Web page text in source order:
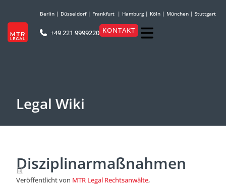
Berlin | Düsseldorf| Frankfurt | Hamburg| Köln | München | Stuttgart
+49 221 9999220 KONTAKT
Legal Wiki
Disziplinarmaßnahmen
Veröffentlicht von MTR Legal Rechtsanwälte,